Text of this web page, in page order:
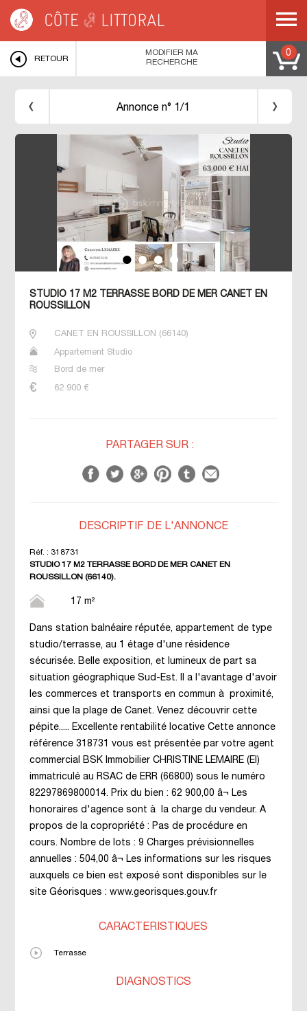
ROUSSILLON> PYRENEES ORIENTALES
STUDIO
17 M2 TERRASSE BORD DE MER CANET EN ROUSSILLON
RETOUR
0
MODIFIER MA
RECHERCHE
Annonce n° 1/1
STUDIO 17 M2 TERRASSE BORD DE MER CANET EN
ROUSSILLON
CANET EN ROUSSILLON (66140)
Appartement Studio
Bord de mer
62 900€
PARTAGER SUR :
DESCRIPTIF DE L'ANNONCE
Réf. : 318731
STUDIO 17 M2 TERRASSE BORD DE MER CANET EN
ROUSSILLON (66140).
17 m²
Dans station balnéaire réputée, appartement de type
studio/terrasse, au 1 étage d'une résidence
sécurisée. Belle exposition, et lumineux de part sa
situation géographique Sud-Est. Il a l'avantage d'avoir
les commerces et transports en commun à proximité,
ainsi que la plage de Canet. Venez découvrir cette
pépite..... Excellente rentabilité locative Cette annonce
référence 318731 vous est présentée par votre agent
commercial BSK Immobilier CHRISTINE LEMAIRE (EI)
immatriculé au RSAC de ERR (66800) sous le numéro
82297869800014. Prix du bien : 62 900,00 â¬ Les
honoraires d'agence sont à la charge du vendeur. A
propos de la copropriété : Pas de procédure en
cours. Nombre de lots : 9 Charges prévisionnelles
annuelles : 504,00 â¬ Les informations sur les risques
auxquels ce bien est exposé sont disponibles sur le
site Géorisques : www.georisques.gouv.fr
CARACTÉRISTIQUES
Terrasse
DIAGNOSTICS